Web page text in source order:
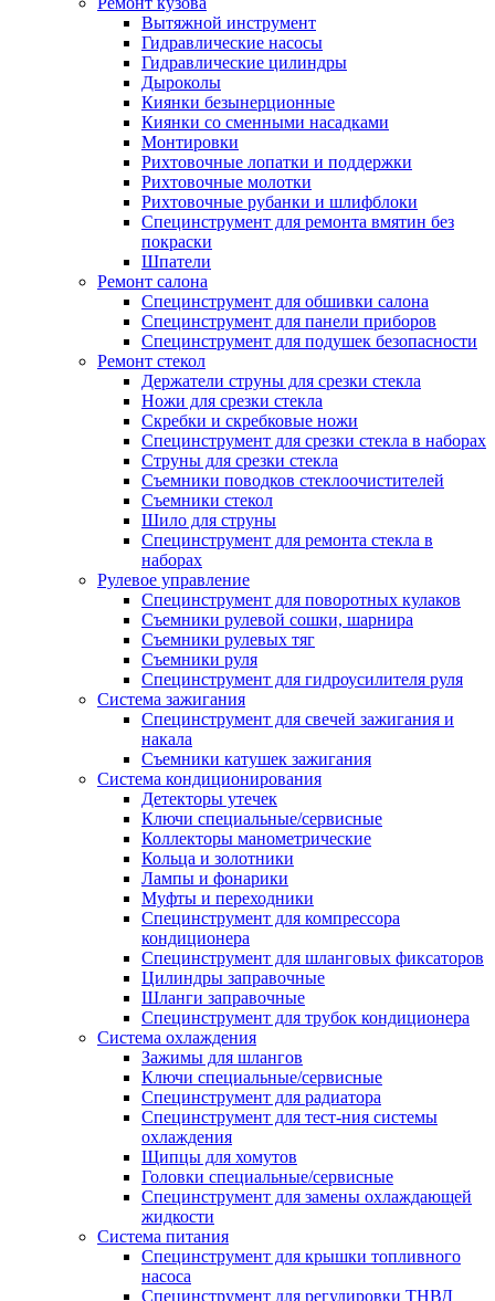
Вытяжной инструмент
Гидравлические насосы
Гидравлические цилиндры
Дыроколы
Киянки безынерционные
Киянки со сменными насадками
Монтировки
Рихтовочные лопатки и поддержки
Рихтовочные молотки
Рихтовочные рубанки и шлифблоки
Специнструмент для ремонта вмятин без
покраски
Шпатели
Ремонт салона
Специнструмент для обшивки салона
Специнструмент для панели приборов
Специнструмент для подушек безопасности
Ремонт стекол
Держатели струны для срезки стекла
Ножи для срезки стекла
Скребки и скребковые ножи
Специнструмент для срезки стекла в наборах
Струны для срезки стекла
Съемники поводков стеклоочистителей
Съемники стекол
Шило для струны
Специнструмент для ремонта стекла в
наборах
Рулевое управление
Специнструмент для поворотных кулаков
Съемники рулевой сошки, шарнира
Съемники рулевых тяг
Съемники руля
Специнструмент для гидроусилителя руля
Система зажигания
Специнструмент для свечей зажигания и
накала
Съемники катушек зажигания
Система кондиционирования
Детекторы утечек
Ключи специальные/сервисные
Коллекторы манометрические
Кольца и золотники
Лампы и фонарики
Муфты и переходники
Специнструмент для компрессора
кондиционера
Специнструмент для шланговых фиксаторов
Цилиндры заправочные
Шланги заправочные
Специнструмент для трубок кондиционера
Система охлаждения
Зажимы для шлангов
Ключи специальные/сервисные
Специнструмент для радиатора
Специнструмент для тест-ния системы
охлаждения
Щипцы для хомутов
Головки специальные/сервисные
Специнструмент для замены охлаждающей
жидкости
Система питания
Специнструмент для крышки топливного
насоса
Специнструмент для регулировки ТНВД